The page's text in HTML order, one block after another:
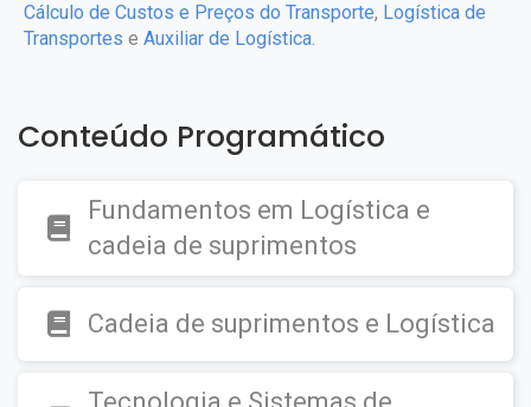
Cálculo de Custos e Preços do Transporte, Logística de
Transportes e Auxiliar de Logística.
Conteúdo Programático
Fundamentos em Logística e
cadeia de suprimentos
Cadeia de suprimentos e Logística